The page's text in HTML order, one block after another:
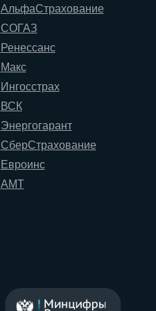
АльфаСтрахование
СОГАЗ
Ренессанс
Макс
Ингосстрах
ВСК
Энергогарант
СберСтрахование
Евроинс
АМТ